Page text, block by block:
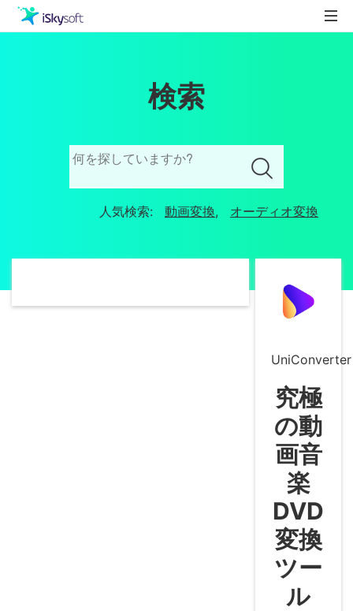
ダウンロード
検索
人気検索: 動画変換, オーディオ変換
UniConverter
究極
の動
画音
楽
DVD
変換
ツー
ル